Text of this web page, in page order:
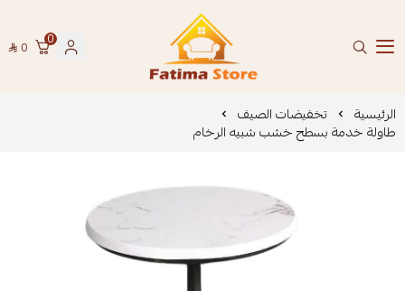
فاطمة ستور Fatima Store
0
0
الرئيسية تخفيضات الصيف
طاولة خدمة بسطح خشب شبيه الرخام